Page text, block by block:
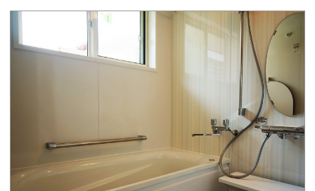
詳しく見る